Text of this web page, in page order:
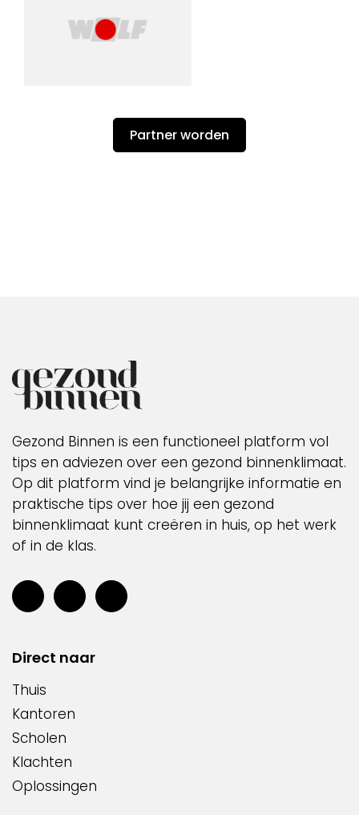
Partner worden
Gezond Binnen is een functioneel platform vol
tips en adviezen over een gezond binnenklimaat.
Op dit platform vind je belangrijke informatie en
praktische tips over hoe jij een gezond
binnenklimaat kunt creëren in huis, op het werk
of in de klas.
Direct naar
Thuis
Kantoren
Scholen
Klachten
Oplossingen